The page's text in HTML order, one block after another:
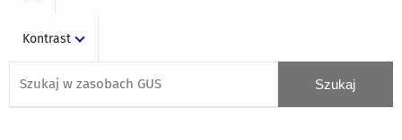
Kontrast